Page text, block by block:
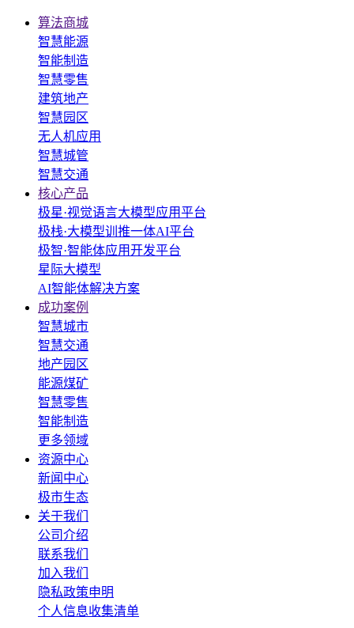
算法商城
智慧能源
智能制造
智慧零售
建筑地产
智慧园区
无人机应用
智慧城管
智慧交通
核心产品
极星·视觉语言大模型应用平台
极栈·大模型训推一体AI平台
极智·智能体应用开发平台
星际大模型
AI智能体解决方案
成功案例
智慧城市
智慧交通
地产园区
能源煤矿
智慧零售
智能制造
更多领域
资源中心
新闻中心
极市生态
关于我们
公司介绍
联系我们
加入我们
隐私政策申明
个人信息收集清单